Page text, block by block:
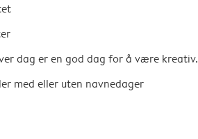
dag er en god dag for å være kreativ.
med eller uten navnedager